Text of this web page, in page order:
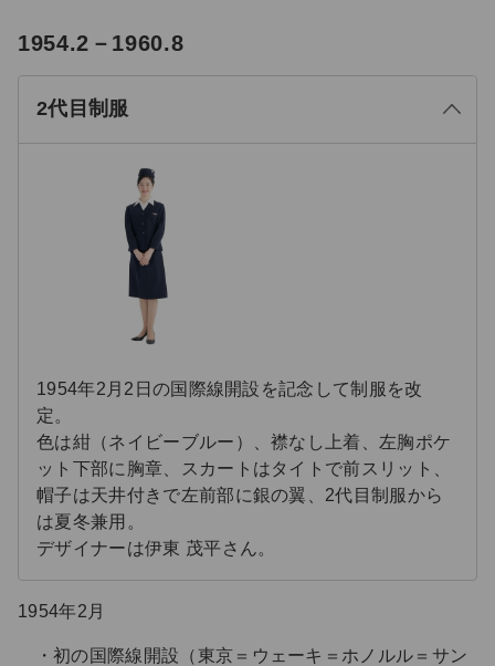
1954.2－1960.8
2代目制服
1954年2月2日の国際線開設を記念して制服を改
定。
色は紺（ネイビーブルー）、襟なし上着、左胸ポケ
ット下部に胸章、スカートはタイトで前スリット、
帽子は天井付きで左前部に銀の翼、2代目制服から
は夏冬兼用。
デザイナーは伊東 茂平さん。
1954年2月
初の国際線開設（東京＝ウェーキ＝ホノルル＝サン